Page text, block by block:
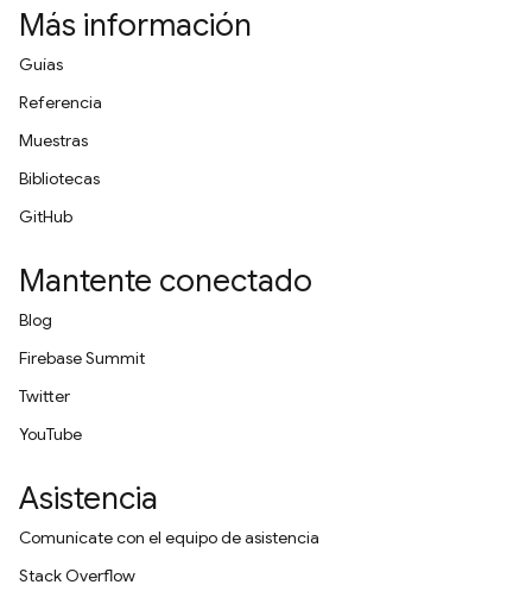
Más información
Guías
Referencia
Muestras
Bibliotecas
GitHub
Mantente conectado
Blog
Firebase Summit
Twitter
YouTube
Asistencia
Comunícate con el equipo de asistencia
Stack Overflow